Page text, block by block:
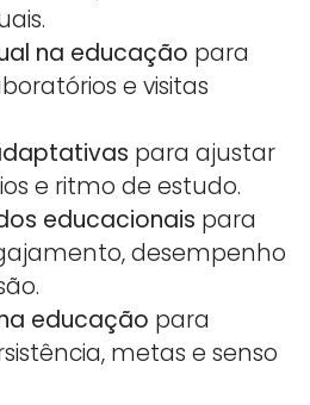
na educação para
e visitas
para ajustar
e ritmo de estudo.
educacionais para
desempenho
educação para
metas e senso